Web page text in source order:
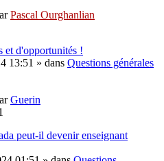
Pascal Ourghanlian
et d'opportunités !
13:51 » dans Questions générales
Guerin
peut-il devenir enseignant